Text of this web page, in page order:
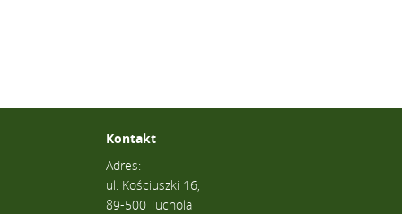
Kontakt
Adres:
ul. Kościuszki 16,
89-500 Tuchola